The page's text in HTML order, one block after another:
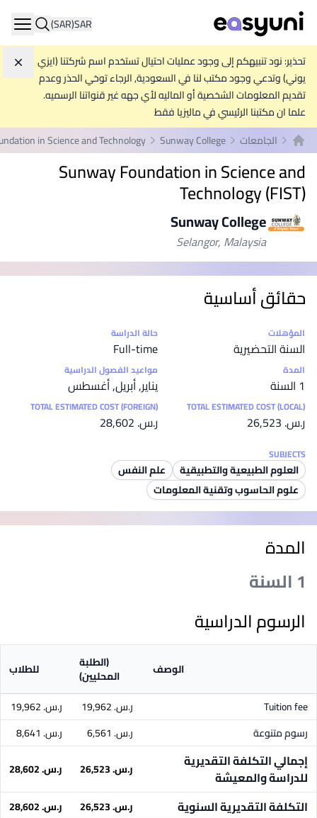
SAR
(SAR)
تحذير: نود تنبيهكم إلى وجود عمليات احتيال تستخدم اسم شركتنا (ايزي
يوني) وتدعي وجود مكتب لنا في السعودية, الرجاء توخي الحذر وعدم
تقديم المعلومات الشخصية أو الماليه لأي جهه غير قنواتنا الرسميه.
علما ان مكتبنا الرئيسي في ماليزيا فقط
الصفحة الرئيسية
الجامعات Sunway College
in Science and Technology
Sunway Foundation in Science and
Technology (FIST)
Sunway College
Selangor, Malaysia
حقائق أساسية
إحصائيات
المؤهلات
السنة التحضيرية
حالة الدراسة
Full-time
المدة
1 السنة
مواعيد الفصول الدراسية
يناير, أبريل, أغسطس
TOTAL ESTIMATED COST (LOCAL)
ر.س.‏ 26,523
TOTAL ESTIMATED COST (FOREIGN)
ر.س.‏ 28,602
SUBJECTS
العلوم الطبيعية والتطبيقية
علم النفس
علوم الحاسوب وتقنية المعلومات
المدة
1 السنة
الرسوم الدراسية
الوصف (الطلبة
المحليين) للطلاب
Tuition fee ر.س.‏ 19,962
ر.س.‏ 19,962
رسوم متنوعة
ر.س.‏ 6,561 ر.س.‏ 8,641
إجمالي التكلفة التقديرية
للدراسة والمعيشة
ر.س.‏ 26,523 ر.س.‏ 28,602
التكلفة التقديرية السنوية ر.س.‏ 26,523 ر.س.‏ 28,602